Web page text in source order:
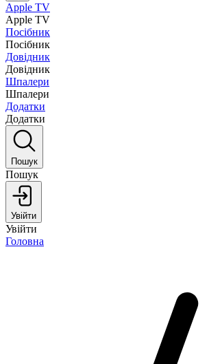
Apple TV
Apple TV
Посібник
Посібник
Довідник
Довідник
Шпалери
Шпалери
Додатки
Додатки
Пошук
Пошук
Увійти
Увійти
Головна